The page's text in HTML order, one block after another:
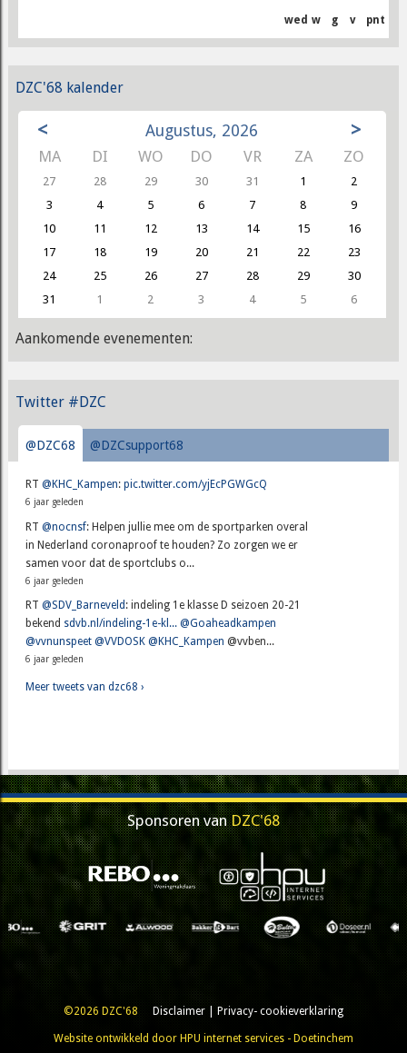
wed w g v pnt
DZC'68 kalender
< Augustus, 2026 >
MA DI WO DO VR ZA ZO
27 28 29 30 31 1
2
3
4 5 6 7 8
9
10
11 12 13 14 15
16
17
18 19 20 21 22
23
24
25 26 27 28 29
30
31
1 2 3 4 5 6
Aankomende evenementen:
Twitter #DZC
@DZC68 @DZCsupport68
RT@KHC_Kampen:pic.twitter.com/yjEcPGWGcQ
6 jaar geleden
RT@nocnsf: Helpen jullie mee om de sportparken overal
in Nederland coronaproof te houden? Zo zorgen we er
samen voor dat de sportclubs o...
6 jaar geleden
RT@SDV_Barneveld : indeling 1e klasse D seizoen 20-21
bekend sdvb.nl/indeling-1e-kl... @Goaheadkampen
@vvnunspeet @VVDOSK @KHC_Kampen @vvben...
6 jaar geleden
Meer tweets van dzc68 ›
Sponsoren vanDZC'68
©2026 DZC'68 Disclaimer |Privacy- cookieverklaring
Website ontwikkeld door HPU internet services - Doetinchem